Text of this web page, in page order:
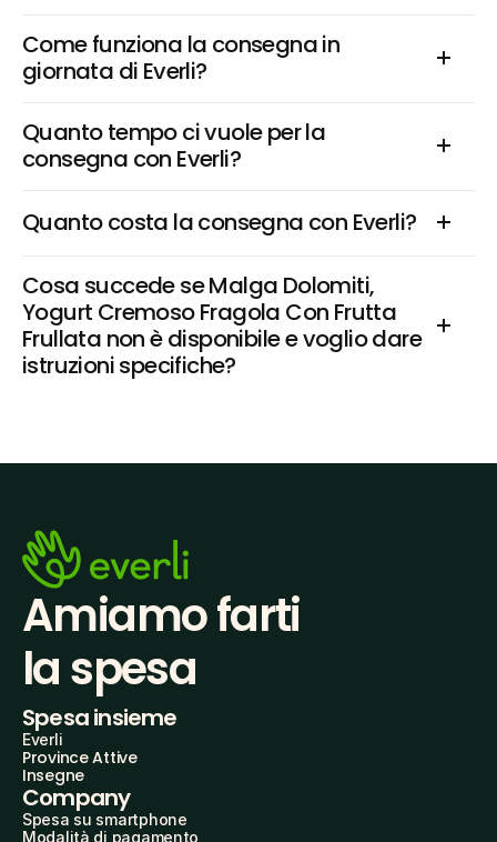
Come funziona la consegna in
giornata di Everli?
Quanto tempo ci vuole per la
consegna con Everli?
Quanto costa la consegna con Everli?
Cosa succede se Malga Dolomiti,
Yogurt Cremoso Fragola Con Frutta
Frullata non è disponibile e voglio dare
istruzioni specifiche?
Amiamo farti
la spesa
Spesa insieme
Everli
Province Attive
Insegne
Company
Spesa su smartphone
Modalità di pagamento